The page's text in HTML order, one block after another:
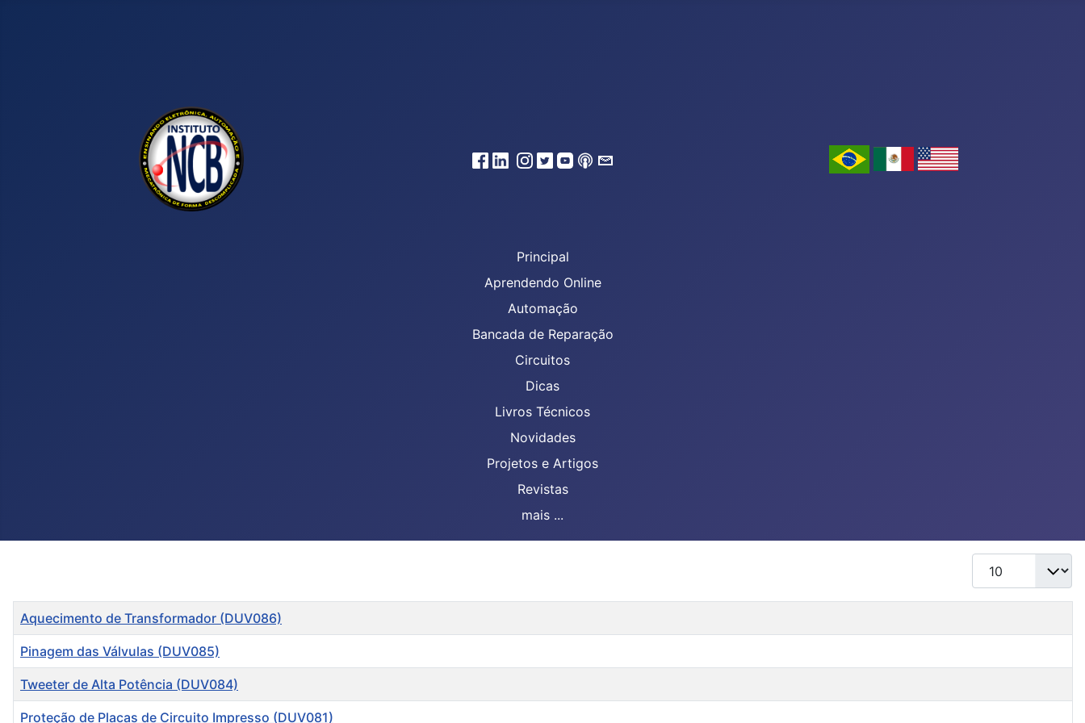
Principal
Aprendendo Online
Automação
Bancada de Reparação
Circuitos
Dicas
Livros Técnicos
Novidades
Projetos e Artigos
Revistas
mais ...
Mostrar #
Título
Aquecimento de Transformador (DUV086)
Pinagem das Válvulas (DUV085)
Tweeter de Alta Potência (DUV084)
Proteção de Placas de Circuito Impresso (DUV081)